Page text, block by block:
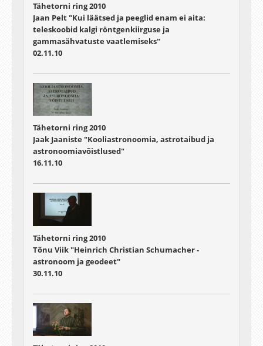
Tähetorni ring 2010
Jaan Pelt "Kui läätsed ja peeglid enam ei aita:
teleskoobid kalgi röntgenkiirguse ja
gammasähvatuste vaatlemiseks"
02.11.10
Tähetorni ring 2010
Jaak Jaaniste "Kooliastronoomia, astrotaibud ja
astronoomiavõistlused"
16.11.10
Tähetorni ring 2010
Tõnu Viik "Heinrich Christian Schumacher -
astronoom ja geodeet"
30.11.10